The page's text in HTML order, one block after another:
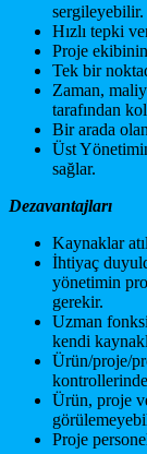
sergileyebilir.
Hızlı tepki
Proje
Tek bir
Zaman,
tarafından
Bir arada
Üst
sağlar.
Dezavantajları
Kaynaklar
İhtiyaç
yönetimin
gerekir.
Uzman
kendi
Ürün/proje/
kontrollerinde
Ürün, proje
Proje